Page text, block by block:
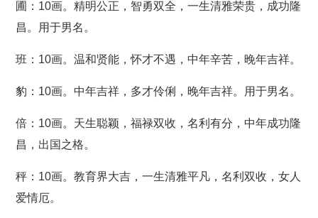
圃：10画。精明公正，智勇双全，一生清雅荣贵，成功隆
昌。用于男名。
班：10画。温和贤能，怀才不遇，中年辛苦，晚年吉祥。
豹：10画。中年吉祥，多才伶俐，晚年吉祥。用于男名。
倍：10画。天生聪颖，福禄双收，名利有分，中年成功隆
昌，出国之格。
秤：10画。教育界大吉，一生清雅平凡，名利双收，女人
爱情厄。